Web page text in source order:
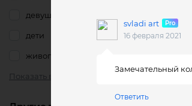
девушка
дети
живопись
Показать все
svladi art
16 февраля 2021
Замечательный
Ответить